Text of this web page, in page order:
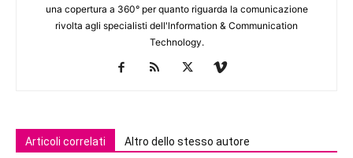
una copertura a 360° per quanto riguarda la comunicazione
rivolta agli specialisti dell'lnformation & Communication
Technology.
Articoli correlati Altro dello stesso autore